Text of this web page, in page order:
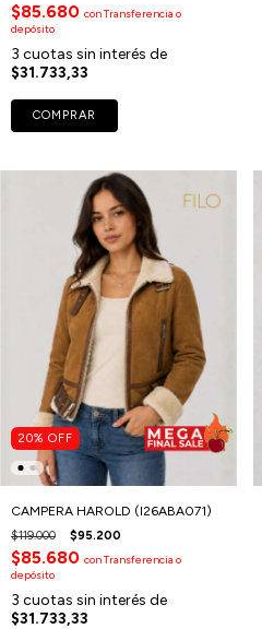
$85.680 conTransferencia o
depósito
3 cuotas sin interés de
$31.733,33
COMPRAR
20% OFF
CAMPERA HAROLD (I26ABA071)
$119.000 $95.200
$85.680 conTransferencia o
depósito
3 cuotas sin interés de
$31.733,33